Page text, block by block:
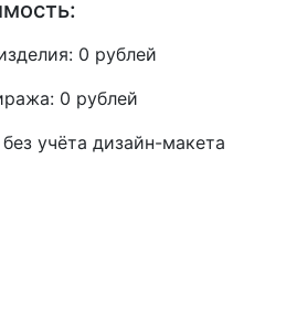
0 рублей
0 рублей
учёта дизайн-макета